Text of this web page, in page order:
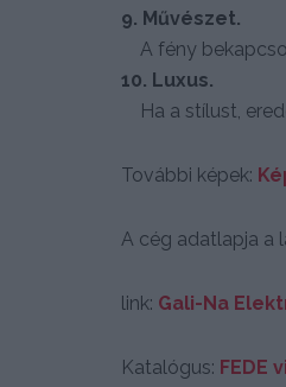
9. Művészet.
A fény
10. Luxus.
Ha a stílust,
További képek:
A cég adatlapja a
link: Gali-Na
Katalógus: FEDE